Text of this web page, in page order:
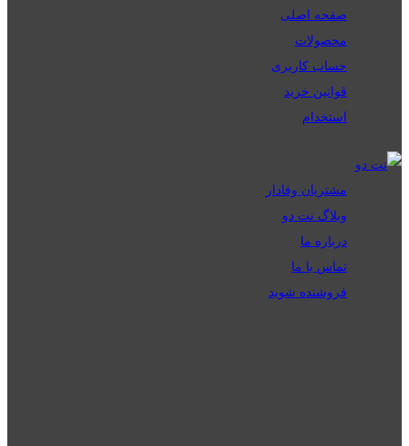
صفحه اصلی
محصولات
حساب کاربری
قوانین خرید
استخدام
مشتریان وفادار
وبلاگ نت دو
درباره ما
تماس با ما
فروشنده شوید